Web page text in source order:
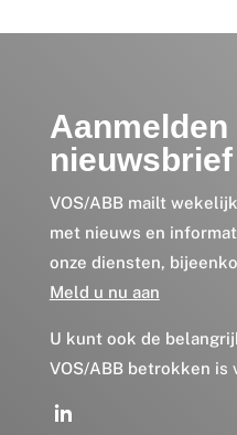
nieuwsbrief
VOS/ABB mailt
met nieuws en
onze diensten,
Meld u nu aan
U kunt ook de
VOS/ABB betrokken is